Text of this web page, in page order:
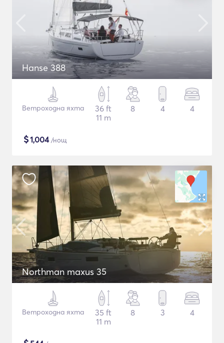
Hanse 388
Ветроходна яхта
36 ft
11 m
8 4 4
$1,004/нощ
Northman maxus 35
Ветроходна яхта
35 ft
11 m
8 3 4